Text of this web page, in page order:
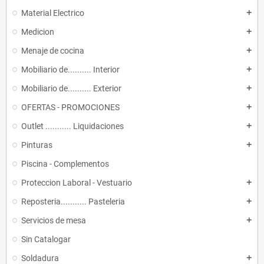
Material Electrico add
Medicion add
Menaje de cocina add
Mobiliario de.......... Interior add
Mobiliario de.......... Exterior add
OFERTAS - PROMOCIONES add
Outlet ........... Liquidaciones add
Pinturas add
Piscina - Complementos
Proteccion Laboral - Vestuario
add
Reposteria........... Pasteleria add
Servicios de mesa add
Sin Catalogar
Soldadura
add